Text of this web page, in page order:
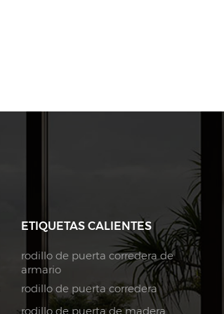
ETIQUETAS CALIENTES
rodillo de puerta corredera de
armario
rodillo de puerta corredera
rodillo de puerta de madera